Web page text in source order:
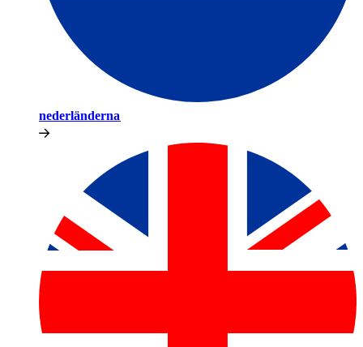
nederländerna​​